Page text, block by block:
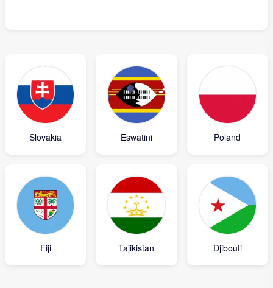
Slovakia Eswatini Poland
Fiji Tajikistan Djibouti